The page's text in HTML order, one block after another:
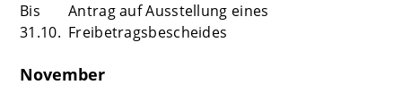
Bis
31.10.
Antrag auf Ausstellung eines
Freibetragsbescheides
November